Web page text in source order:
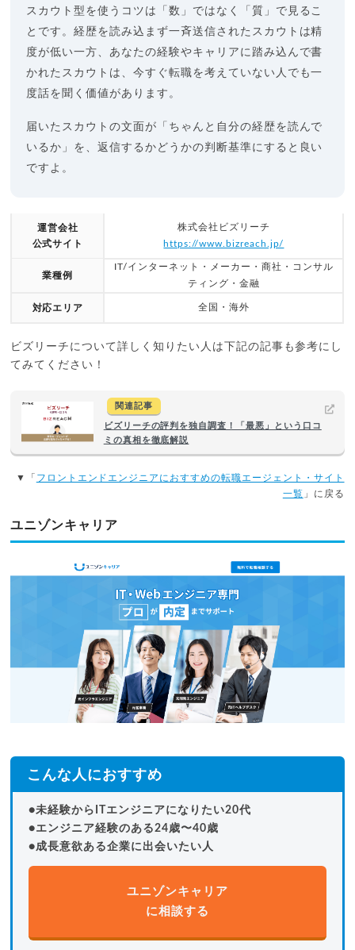
スカウト型を使うコツは「数」ではなく「質」で見るこ
とです。経歴を読み込まず一斉送信されたスカウトは精
度が低い一方、あなたの経験やキャリアに踏み込んで書
かれたスカウトは、今すぐ転職を考えていない人でも一
度話を聞く価値があります。
届いたスカウトの文面が「ちゃんと自分の経歴を読んで
いるか」を、返信するかどうかの判断基準にすると良い
ですよ。
運営会社
公式サイト
株式会社ビズリーチ
https://www.bizreach.jp/
業種例
IT/インターネット・メーカー・商社・コンサル
ティング・金融
対応エリア 全国・海外
ビズリーチについて詳しく知りたい人は下記の記事も参考にし
てみてください！
関連記事
ビズリーチの評判を独自調査！「最悪」という口コ
ミの真相を徹底解説
▼「 フロントエンドエンジニアにおすすめの転職エージェント・サイト
一覧 」に戻る
ユニゾンキャリア
こんな人におすすめ
●未経験からITエンジニアになりたい20代
●エンジニア経験のある24歳〜40歳
●成長意欲ある企業に出会いたい人
ユニゾンキャリア
に相談する